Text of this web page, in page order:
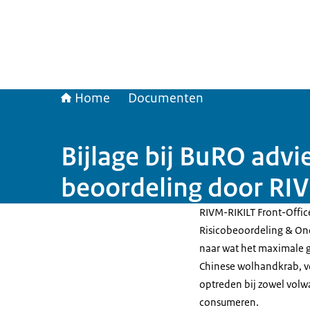
Home Documenten
Bijlage bij BuRO
beoordeling door
RIVM-RIKILT Front-
Risicobeoordeling &
naar wat het maximale
Chinese wolhandkrab,
optreden bij zowel
consumeren.